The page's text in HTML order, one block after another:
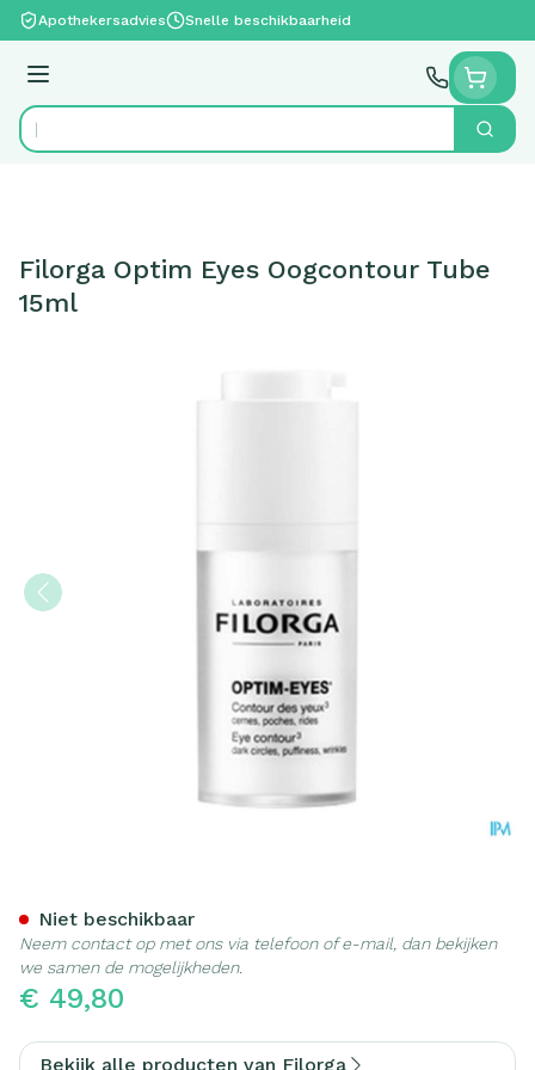
Ga naar de inhoud
Apothekersadvies Snelle beschikbaarheid
Menu
Product, merk, categorie... Zoek
Filorga Optim Eyes Oogcontour Tube
15ml
€ 49,80
Niet beschikbaar
Neem contact op met ons via telefoon of e-mail, dan bekijken
we samen de mogelijkheden.
Bekijk alle producten van Filorga